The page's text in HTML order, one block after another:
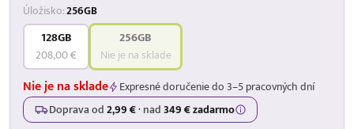
Úložisko:256GB
128GB
208,00 €
256GB
Nie je na sklade
Nie je na sklade
Expresné doručenie do 3–5 pracovných dní
Doprava od2,99 €·nad349 € zadarmo